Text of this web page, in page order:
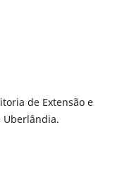
de Extensão e
Uberlândia.